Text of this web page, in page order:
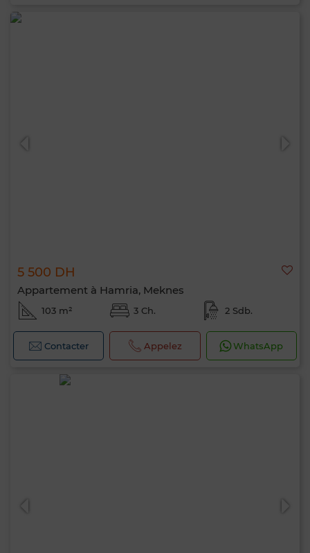
5 500 DH
Appartement à Hamria, Meknes
103 m² 3 Ch. 2 Sdb.
Contacter Appelez WhatsApp